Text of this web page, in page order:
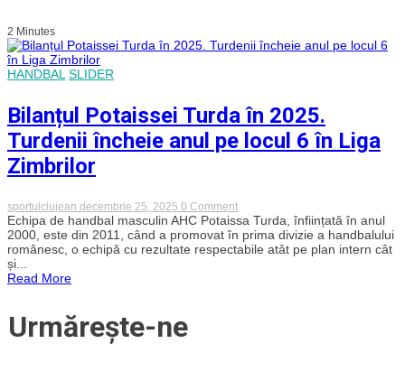
2 Minutes
HANDBAL SLIDER
Bilanțul Potaissei Turda în 2025.
Turdenii încheie anul pe locul 6 în Liga
Zimbrilor
sportulclujean decembrie 25, 2025 0 Commenton
Bilanțul
Potaissei
Turda
în
Echipa de handbal masculin AHC Potaissa Turda, înființată în anul
2000, este din 2011, când a promovat în prima divizie a handbalului
românesc, o echipă cu rezultate respectabile atât pe plan intern cât
și...
Read More
Urmărește-ne